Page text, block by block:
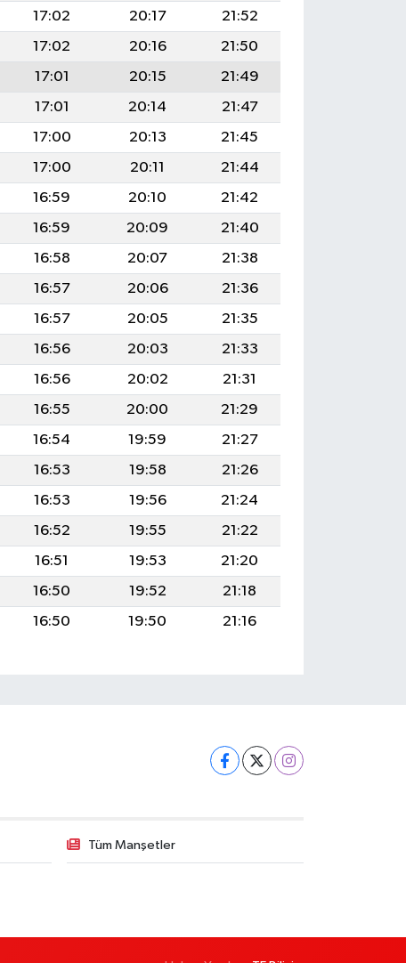
17:02 20:17
21:52
17:02 20:16
21:50
17:01 20:15
21:49
17:01 20:14
21:47
17:00 20:13
21:45
17:00 20:11
21:44
16:59 20:10
21:42
16:59 20:09
21:40
16:58 20:07
21:38
16:57 20:06
21:36
16:57 20:05
21:35
16:56 20:03
21:33
16:56 20:02
21:31
16:55 20:00
21:29
16:54 19:59
21:27
16:53 19:58
21:26
16:53 19:56
21:24
16:52 19:55
21:22
16:51 19:53
21:20
16:50 19:52
21:18
16:50 19:50 21:16
Tüm Manşetler